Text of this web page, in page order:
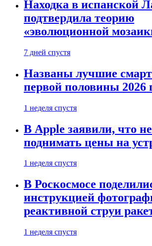
Находка в испанской
подтвердила теорию
«эволюционной
7 дней спустя
Названы лучшие
первой половины 2026
1 неделя спустя
В Apple заявили, что
поднимать цены на
1 неделя спустя
В Роскосмосе
инструкцией
реактивной струи
1 неделя спустя